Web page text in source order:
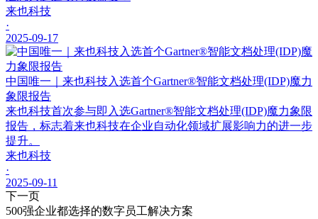
来也科技
·
2025-09-17
中国唯一｜来也科技入选首个Gartner®智能文档处理(IDP)魔力
象限报告
来也科技首次参与即入选Gartner®智能文档处理(IDP)魔力象限
报告，标志着来也科技在企业自动化领域扩展影响力的进一步
提升。
来也科技
·
2025-09-11
下一页
500强企业都选择的数字员工解决方案